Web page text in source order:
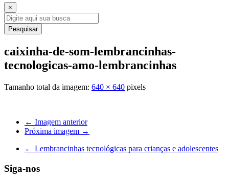
×
Pesquisar
caixinha-de-som-lembrancinhas-
tecnologicas-amo-lembrancinhas
Tamanho total da imagem: 640 × 640 pixels
← Imagem anterior
Próxima imagem →
← Lembrancinhas tecnológicas para crianças e adolescentes
Siga-nos